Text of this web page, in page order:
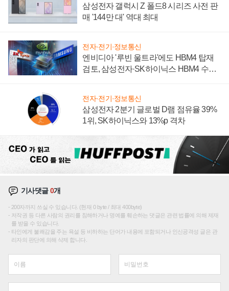
삼성전자 갤럭시 Z 폴드8 시리즈 사전 판
매 '144만 대' 역대 최대
전자·전기·정보통신
엔비디아 '루빈 울트라'에도 HBM4 탑재
검토, 삼성전자·SK하이닉스 HBM4 수율
전자·전기·정보통신
삼성전자 2분기 글로벌 D램 점유율 39%
1위, SK하이닉스와 13%p 격차
기사댓글0개
200자까지 쓰실 수 있습니다. (현재 0 byte / 최대 400byte)
저작권 등 다른 사람의 권리를 침해하거나 명예를 훼손하는 댓글은 관련 법률에 의해 제재
를 받을 수 있습니다.
타인에게 불쾌감을 주는 욕설 등 비하하는 단어가 내용에 포함되거나 인신공격성 글은 관
리자의 판단에 의해 삭제 합니다.